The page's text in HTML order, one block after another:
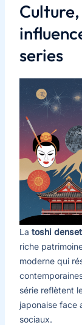
series
La toshi
riche
moderne qui
série reflètent
japonaise face
sociaux.